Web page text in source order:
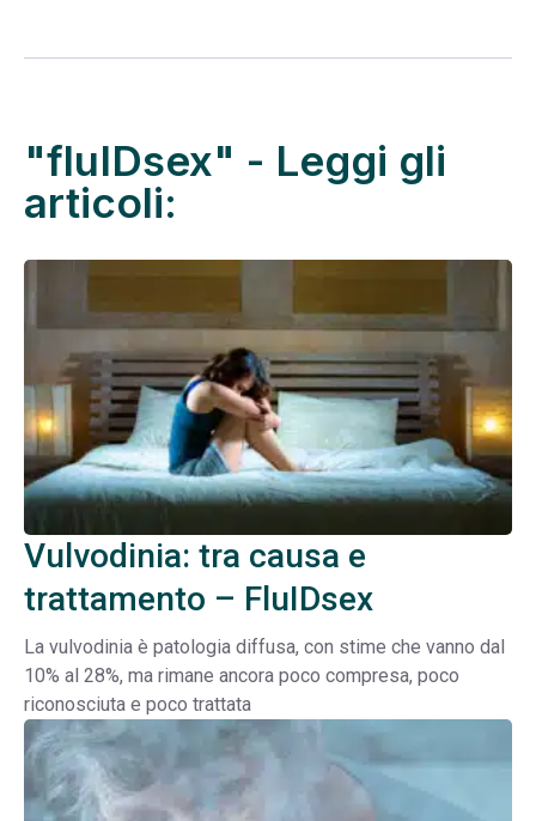
"fluIDsex" - Leggi gli
articoli:
Vulvodinia: tra causa e
trattamento – FluIDsex
La vulvodinia è patologia diffusa, con stime che vanno dal
10% al 28%, ma rimane ancora poco compresa, poco
riconosciuta e poco trattata